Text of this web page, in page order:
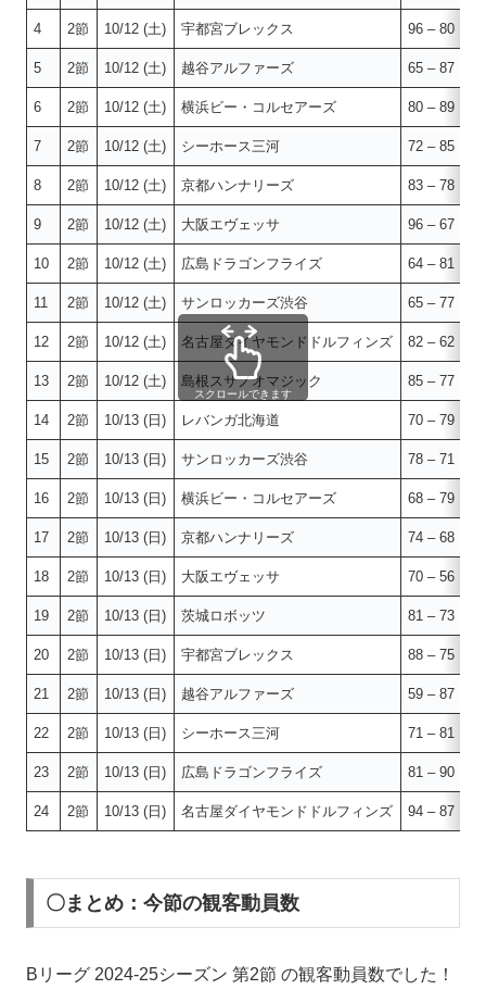
4 2節 10/12 (土) 宇都宮ブレックス 96 – 80
5 2節 10/12 (土) 越谷アルファーズ 65 – 87
6 2節 10/12 (土) 横浜ビー・コルセアーズ 80 – 89
7 2節 10/12 (土) シーホース三河 72 – 85
8 2節 10/12 (土) 京都ハンナリーズ 83 – 78
9 2節 10/12 (土) 大阪エヴェッサ 96 – 67
10 2節 10/12 (土) 広島ドラゴンフライズ 64 – 81
11 2節 10/12 (土) サンロッカーズ渋谷 65 – 77
12 2節 10/12 (土) 名古屋ダイヤモンドドルフィンズ 82 – 62
13 2節 10/12 (土) 島根スサノオマジック 85 – 77
14 2節 10/13 (日) レバンガ北海道 70 – 79
15 2節 10/13 (日) サンロッカーズ渋谷 78 – 71
16 2節 10/13 (日) 横浜ビー・コルセアーズ 68 – 79
17 2節 10/13 (日) 京都ハンナリーズ 74 – 68
18 2節 10/13 (日) 大阪エヴェッサ 70 – 56
19 2節 10/13 (日) 茨城ロボッツ 81 – 73
20 2節 10/13 (日) 宇都宮ブレックス 88 – 75
21 2節 10/13 (日) 越谷アルファーズ 59 – 87
22 2節 10/13 (日) シーホース三河 71 – 81
23 2節 10/13 (日) 広島ドラゴンフライズ 81 – 90
24 2節 10/13 (日) 名古屋ダイヤモンドドルフィンズ 94 – 87
スクロールできます
〇まとめ：今節の観客動員数
Bリーグ 2024-25シーズン 第2節 の観客動員数でした！